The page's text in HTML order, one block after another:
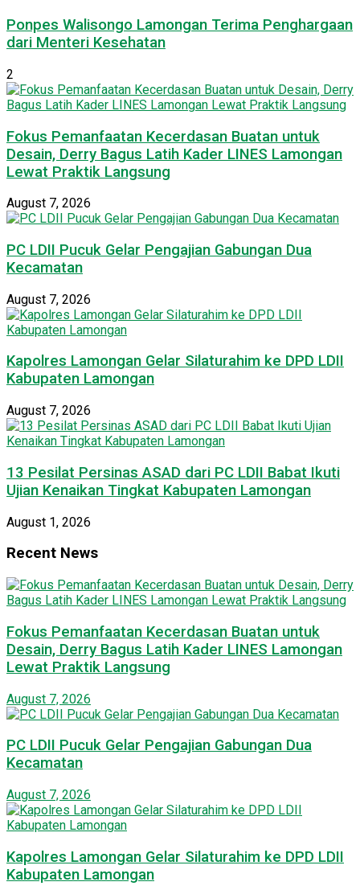
Ponpes Walisongo Lamongan Terima Penghargaan
dari Menteri Kesehatan
2
Fokus Pemanfaatan Kecerdasan Buatan untuk
Desain, Derry Bagus Latih Kader LINES Lamongan
Lewat Praktik Langsung
August 7, 2026
PC LDII Pucuk Gelar Pengajian Gabungan Dua
Kecamatan
August 7, 2026
Kapolres Lamongan Gelar Silaturahim ke DPD LDII
Kabupaten Lamongan
August 7, 2026
13 Pesilat Persinas ASAD dari PC LDII Babat Ikuti
Ujian Kenaikan Tingkat Kabupaten Lamongan
August 1, 2026
Recent News
Fokus Pemanfaatan Kecerdasan Buatan untuk
Desain, Derry Bagus Latih Kader LINES Lamongan
Lewat Praktik Langsung
August 7, 2026
PC LDII Pucuk Gelar Pengajian Gabungan Dua
Kecamatan
August 7, 2026
Kapolres Lamongan Gelar Silaturahim ke DPD LDII
Kabupaten Lamongan